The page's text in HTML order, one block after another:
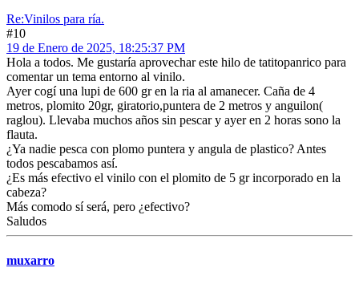
Re:Vinilos para ría.
#10
19 de Enero de 2025, 18:25:37 PM
Hola a todos. Me gustaría aprovechar este hilo de tatitopanrico para
comentar un tema entorno al vinilo.
Ayer cogí una lupi de 600 gr en la ria al amanecer. Caña de 4
metros, plomito 20gr, giratorio,puntera de 2 metros y anguilon(
raglou). Llevaba muchos años sin pescar y ayer en 2 horas sono la
flauta.
¿Ya nadie pesca con plomo puntera y angula de plastico? Antes
todos pescabamos así.
¿Es más efectivo el vinilo con el plomito de 5 gr incorporado en la
cabeza?
Más comodo sí será, pero ¿efectivo?
Saludos
muxarro